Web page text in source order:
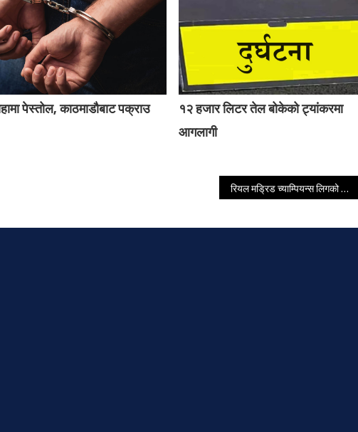
पेस्तोल, काठमाडौबाट पक्राउ
१२ हजार लिटर तेल बोकेको ट्यांकरमा
आगलागी
रियल मड्रिड च्याम्पियन्स लिगको फाइनलमा